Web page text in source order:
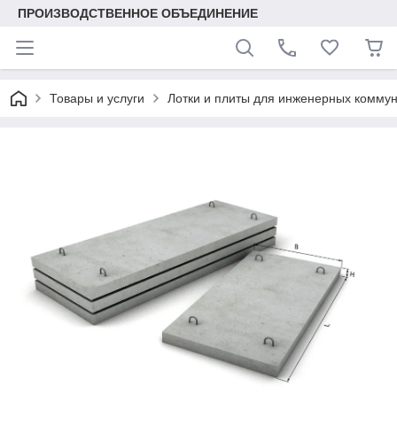
ПРОИЗВОДСТВЕННОЕ ОБЪЕДИНЕНИЕ
Товары и услуги Лотки и плиты для инженерных